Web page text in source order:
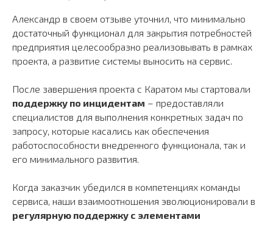
Александр в своем отзыве уточнил, что минимально
достаточный функционал для закрытия потребностей
предприятия целесообразно реализовывать в рамках
проекта, а развитие системы выносить на сервис.
После завершения проекта с Каратом мы стартовали
поддержку по инцидентам – предоставляли
специалистов для выполнения конкретных задач по
запросу, которые касались как обеспечения
работоспособности внедренного функционала, так и
его минимального развития.
Когда заказчик убедился в компетенциях команды
сервиса, наши взаимоотношения эволюционировали в
регулярную поддержку с элементами
Контакты
info@konstanta-it.ru
Ул. Родионова, д. 23,
помещение П6
Пн-ПТ с 9:00 до18:00
Навигация
IT-Решения
Plan4food
Услуги
Вакансии
Отзывы